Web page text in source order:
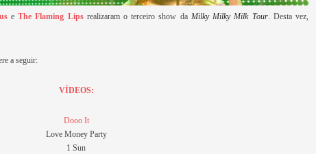
eThe Flaming Lipsrealizaram o terceiro show da Milky Milky Milk Tour. Desta vez,
a seguir:
VÍDEOS:
Dooo It
Love Money Party
1 Sun